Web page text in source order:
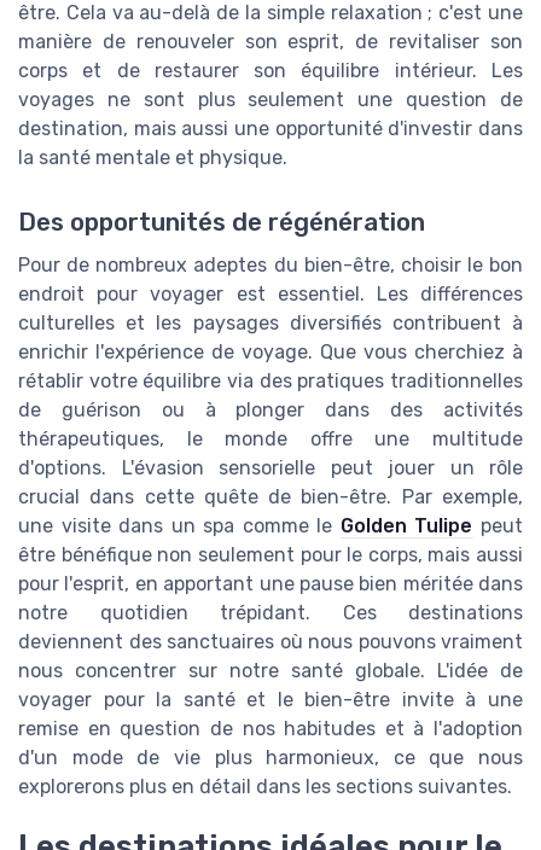
être. Cela va au-delà de la simple relaxation ; c'est une
manière de renouveler son esprit, de revitaliser son
corps et de restaurer son équilibre intérieur. Les
voyages ne sont plus seulement une question de
destination, mais aussi une opportunité d'investir dans
la santé mentale et physique.
Des opportunités de régénération
Pour de nombreux adeptes du bien-être, choisir le bon
endroit pour voyager est essentiel. Les différences
culturelles et les paysages diversifiés contribuent à
enrichir l'expérience de voyage. Que vous cherchiez à
rétablir votre équilibre via des pratiques traditionnelles
de guérison ou à plonger dans des activités
thérapeutiques, le monde offre une multitude
d'options. L'évasion sensorielle peut jouer un rôle
crucial dans cette quête de bien-être. Par exemple,
une visite dans un spa comme le Golden Tulipe peut
être bénéfique non seulement pour le corps, mais aussi
pour l'esprit, en apportant une pause bien méritée dans
notre quotidien trépidant. Ces destinations
deviennent des sanctuaires où nous pouvons vraiment
nous concentrer sur notre santé globale. L'idée de
voyager pour la santé et le bien-être invite à une
remise en question de nos habitudes et à l'adoption
d'un mode de vie plus harmonieux, ce que nous
explorerons plus en détail dans les sections suivantes.